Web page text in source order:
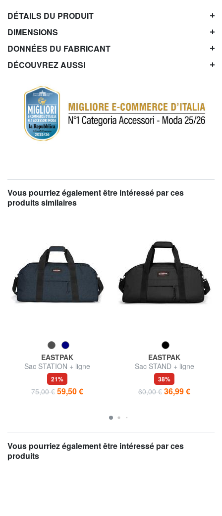
DÉTAILS DU PRODUIT
DIMENSIONS
DONNÉES DU FABRICANT
DÉCOUVREZ AUSSI
Vous pourriez également être intéressé par ces
produits similaires
EASTPAK
Sac STATION + ligne
21%
75,00 € 59,50 €
EASTPAK
Sac STAND + ligne
38%
60,00 € 36,99 €
Vous pourriez également être intéressé par ces
produits